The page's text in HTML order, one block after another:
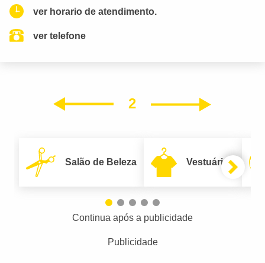
ver horario de atendimento.
ver telefone
2
Salão de Beleza Vestuário
Continua após a publicidade
Publicidade